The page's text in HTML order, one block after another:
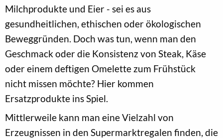
Milchprodukte und Eier - sei es aus
gesundheitlichen, ethischen oder ökologischen
Beweggründen. Doch was tun, wenn man den
Geschmack oder die Konsistenz von Steak, Käse
oder einem deftigen Omelette zum Frühstück
nicht missen möchte? Hier kommen
Ersatzprodukte ins Spiel.
Mittlerweile kann man eine Vielzahl von
Erzeugnissen in den Supermarktregalen finden, die